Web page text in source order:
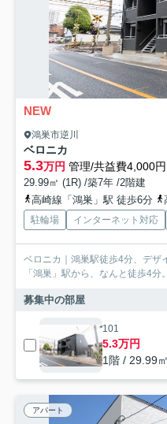
NEW
鴻巣市逆川
ベロニカ
5.3万円 管理/共益費4,000円
29.99㎡ (1R) /築7年 /2階建
高崎線「鴻巣」駅 徒歩6分
駐輪場 インターネット対応
ベロニカ｜鴻巣駅徒歩4分、デザイン
「鴻巣」駅から、なんと徒歩4
募集中の部屋
101
5.3万円
1階 / 29.99
アパート